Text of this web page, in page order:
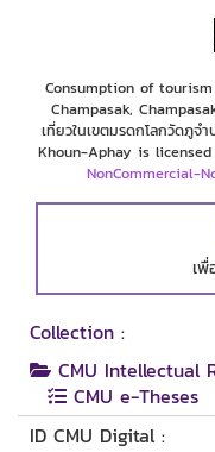
Consumption of
Champasak,
เที่ยวในเขตมรดกโลกวัดภู
Khoun-Aphay is
NonCommercial-
เ
Collection :
CMU Intellectual
CMU e-Theses
ID CMU Digital :